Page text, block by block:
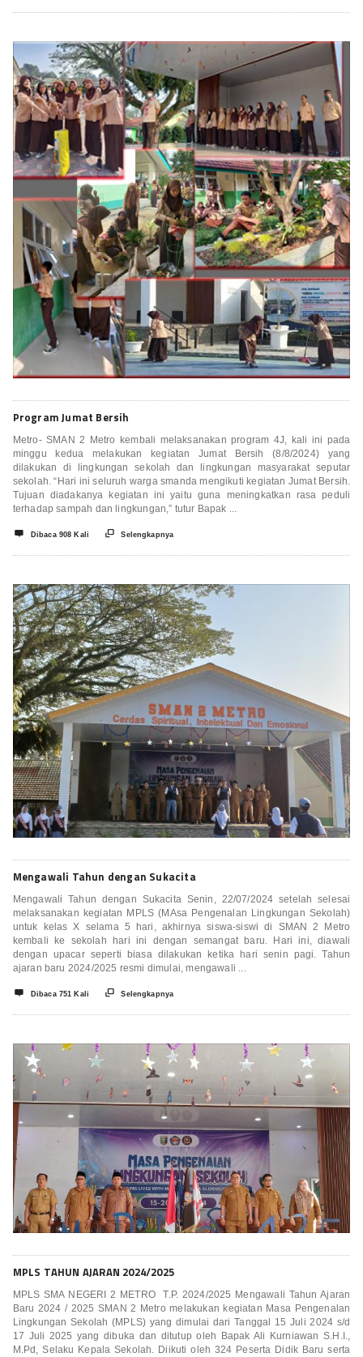
Program Jumat Bersih
Metro- SMAN 2 Metro kembali melaksanakan program 4J, kali ini pada
minggu kedua melakukan kegiatan Jumat Bersih (8/8/2024) yang
dilakukan di lingkungan sekolah dan lingkungan masyarakat seputar
sekolah. “Hari ini seluruh warga smanda mengikuti kegiatan Jumat Bersih.
Tujuan diadakanya kegiatan ini yaitu guna meningkatkan rasa peduli
terhadap sampah dan lingkungan,” tutur Bapak ...
 Dibaca 908 Kali  Selengkapnya
Mengawali Tahun dengan Sukacita
Mengawali Tahun dengan Sukacita Senin, 22/07/2024 setelah selesai
melaksanakan kegiatan MPLS (MAsa Pengenalan Lingkungan Sekolah)
untuk kelas X selama 5 hari, akhirnya siswa-siswi di SMAN 2 Metro
kembali ke sekolah hari ini dengan semangat baru. Hari ini, diawali
dengan upacar seperti biasa dilakukan ketika hari senin pagi. Tahun
ajaran baru 2024/2025 resmi dimulai, mengawali ...
 Dibaca 751 Kali  Selengkapnya
MPLS TAHUN AJARAN 2024/2025
MPLS SMA NEGERI 2 METRO T.P. 2024/2025 Mengawali Tahun Ajaran
Baru 2024 / 2025 SMAN 2 Metro melakukan kegiatan Masa Pengenalan
Lingkungan Sekolah (MPLS) yang dimulai dari Tanggal 15 Juli 2024 s/d
17 Juli 2025 yang dibuka dan ditutup oleh Bapak Ali Kurniawan S.H.I.,
M.Pd, Selaku Kepala Sekolah. Diikuti oleh 324 Peserta Didik Baru serta